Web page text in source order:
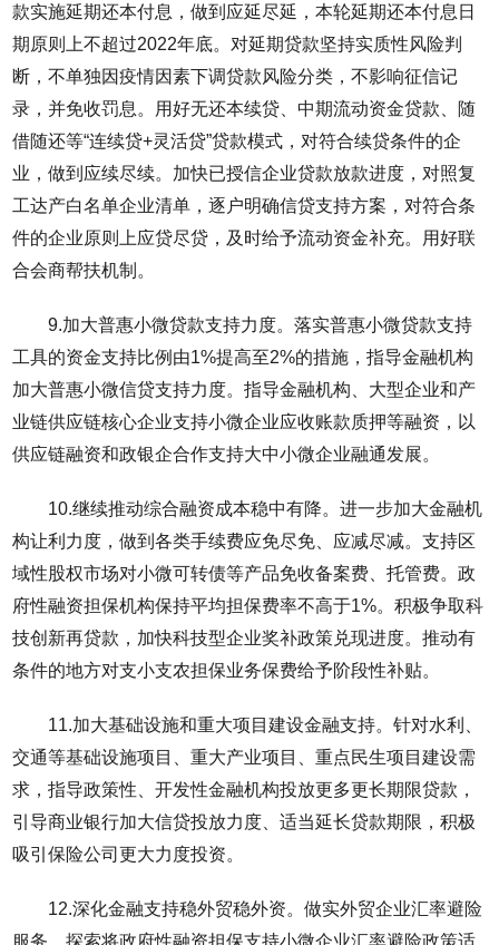
款实施延期还本付息，做到应延尽延，本轮延期还本付息日
期原则上不超过2022年底。对延期贷款坚持实质性风险判
断，不单独因疫情因素下调贷款风险分类，不影响征信记
录，并免收罚息。用好无还本续贷、中期流动资金贷款、随
借随还等“连续贷+灵活贷”贷款模式，对符合续贷条件的企
业，做到应续尽续。加快已授信企业贷款放款进度，对照复
工达产白名单企业清单，逐户明确信贷支持方案，对符合条
件的企业原则上应贷尽贷，及时给予流动资金补充。用好联
合会商帮扶机制。
9.加大普惠小微贷款支持力度。落实普惠小微贷款支持
工具的资金支持比例由1%提高至2%的措施，指导金融机构
加大普惠小微信贷支持力度。指导金融机构、大型企业和产
业链供应链核心企业支持小微企业应收账款质押等融资，以
供应链融资和政银企合作支持大中小微企业融通发展。
10.继续推动综合融资成本稳中有降。进一步加大金融机
构让利力度，做到各类手续费应免尽免、应减尽减。支持区
域性股权市场对小微可转债等产品免收备案费、托管费。政
府性融资担保机构保持平均担保费率不高于1%。积极争取科
技创新再贷款，加快科技型企业奖补政策兑现进度。推动有
条件的地方对支小支农担保业务保费给予阶段性补贴。
11.加大基础设施和重大项目建设金融支持。针对水利、
交通等基础设施项目、重大产业项目、重点民生项目建设需
求，指导政策性、开发性金融机构投放更多更长期限贷款，
引导商业银行加大信贷投放力度、适当延长贷款期限，积极
吸引保险公司更大力度投资。
12.深化金融支持稳外贸稳外资。做实外贸企业汇率避险
服务，探索将政府性融资担保支持小微企业汇率避险政策适